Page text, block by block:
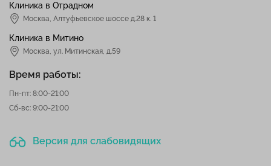
Клиника в Отрадном
Москва, Алтуфьевское шоссе д.28 к. 1
Клиника в Митино
Москва, ул. Митинская, д.59
Время работы:
Пн-пт: 8:00-21:00
Сб-вс: 9:00-21:00
Версия для слабовидящих